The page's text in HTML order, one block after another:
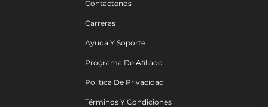
Contáctenos
Carreras
Ayuda Y Soporte
Programa De Afiliado
Política De Privacidad
Términos Y Condiciones